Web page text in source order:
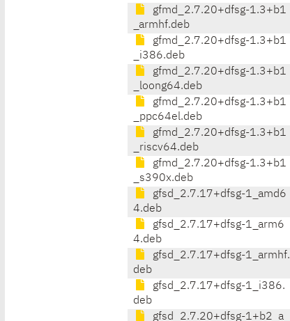
gfmd_2.7.20+dfsg-1.3+b1
_armhf.deb
gfmd_2.7.20+dfsg-1.3+b1
_i386.deb
gfmd_2.7.20+dfsg-1.3+b1
_loong64.deb
gfmd_2.7.20+dfsg-1.3+b1
_ppc64el.deb
gfmd_2.7.20+dfsg-1.3+b1
_riscv64.deb
gfmd_2.7.20+dfsg-1.3+b1
_s390x.deb
gfsd_2.7.17+dfsg-1_amd6
4.deb
gfsd_2.7.17+dfsg-1_arm6
4.deb
gfsd_2.7.17+dfsg-1_armhf.
deb
gfsd_2.7.17+dfsg-1_i386.
deb
gfsd_2.7.20+dfsg-1+b2_a